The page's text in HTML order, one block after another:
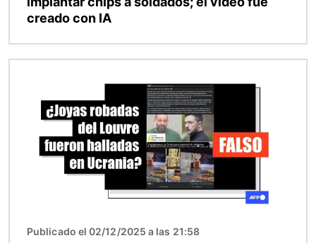
creado con IA
Publicado el 02/12/2025 a las 21:58